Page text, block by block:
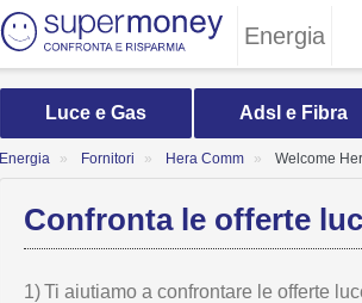
Energia
Luce e Gas Adsl e Fibra
Energia Fornitori Hera Comm Welcome
Confronta le offerte
1)Ti aiutiamo a confrontare le offerte